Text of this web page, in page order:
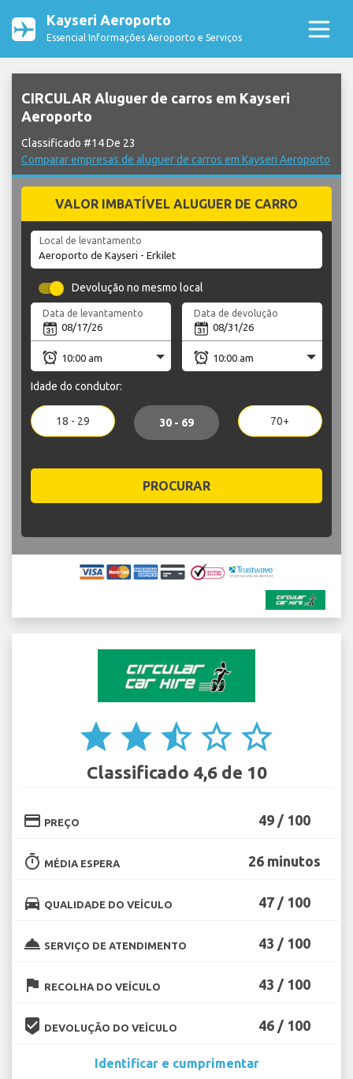
Kayseri Aeroporto
Essencial Informações Aeroporto e Serviços
CIRCULAR Aluguer de carros em Kayseri
Aeroporto
Classificado #14 De 23
Comparar empresas de aluguer de carros em Kayseri Aeroporto
VALOR IMBATÍVEL ALUGUER DE CARRO
Local de levantamento
Devolução no mesmo local
Data de levantamento Data de devolução
Idade do condutor:
18 - 29 30 - 69 70+
PROCURAR
star star star_half star_border star_border
Classificado 4,6 de 10
credit_card PREÇO 49 / 100
timer MÉDIA ESPERA 26 minutos
directions_car QUALIDADE DO VEÍCULO 47 / 100
room_service SERVIÇO DE ATENDIMENTO 43 / 100
flag RECOLHA DO VEÍCULO 43 / 100
beenhere DEVOLUÇÃO DO VEÍCULO 46 / 100
Identificar e cumprimentar